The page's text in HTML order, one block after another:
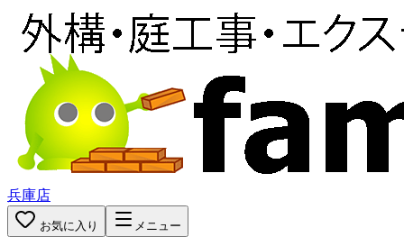
兵庫店
お気に入り メニュー